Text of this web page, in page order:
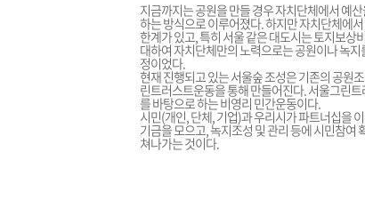
지금까지는 공원을 만들 경우 자치단체에서 예
하는 방식으로 이루어졌다. 하지만 자치단체에
한계가 있고, 특히 서울 같은 대도시는 토지보상
대하여 자치단체만의 노력으로는 공원이나 녹지
정이었다.
현재 진행되고 있는 서울숲 조성은 기존의 공원
린트러스트운동을 통해 만들어진다. 서울그린
를 바탕으로 하는 비영리 민간운동이다.
시민(개인, 단체, 기업)과 우리시가 파트너십을
기금을 모으고, 녹지조성 및 관리 등에 시민참여
쳐나가는 것이다.